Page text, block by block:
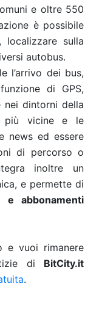
e oltre 550
è possibile
localizzare sulla
autobus.
l’arrivo dei bus,
di GPS,
nei dintorni della
più vicine e le
news ed essere
di percorso o
inoltre un
e permette di
e abbonamenti
e vuoi rimanere
di BitCity.it
.